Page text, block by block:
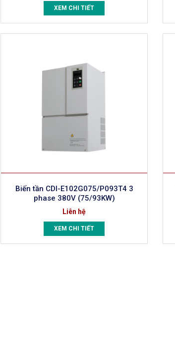
XEM CHI TIẾT
Biến tần CDI-E102G075/P093T4 3
phase 380V (75/93KW)
Liên hệ
XEM CHI TIẾT